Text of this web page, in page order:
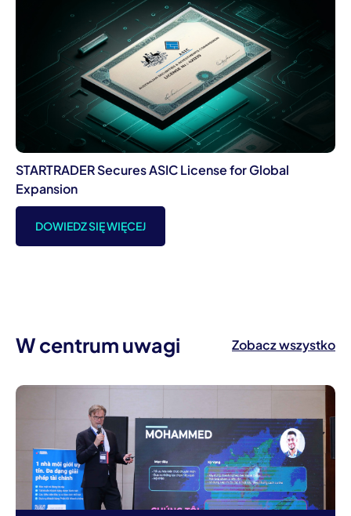
STARTRADER Secures ASIC License for Global
Expansion
DOWIEDZ SIĘ WIĘCEJ
W centrum uwagi Zobacz wszystko